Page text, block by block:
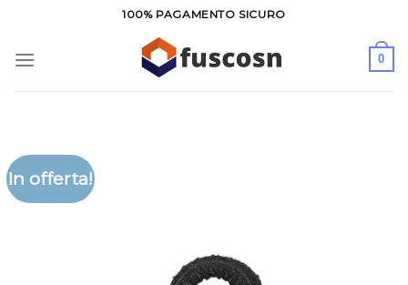
contenuti
100% PAGAMENTO SICURO
0
In offerta!